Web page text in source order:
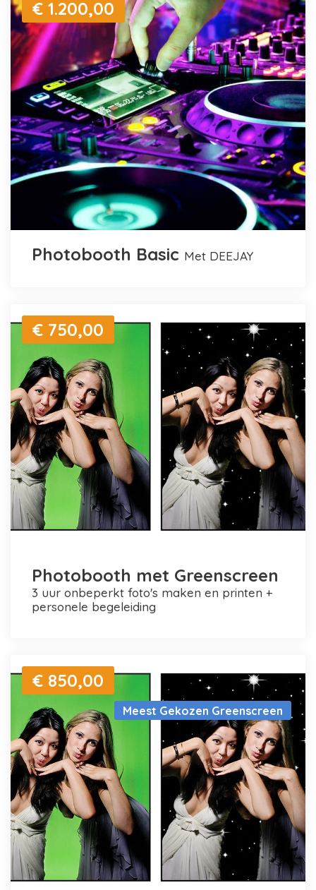
€ 1.200,00
Photobooth Basic met DEEJAY
€ 750,00
Photobooth met Greenscreen
3 uur onbeperkt foto's maken en printen +
personele begeleiding
Meest Gekozen Greenscreen
€ 850,00